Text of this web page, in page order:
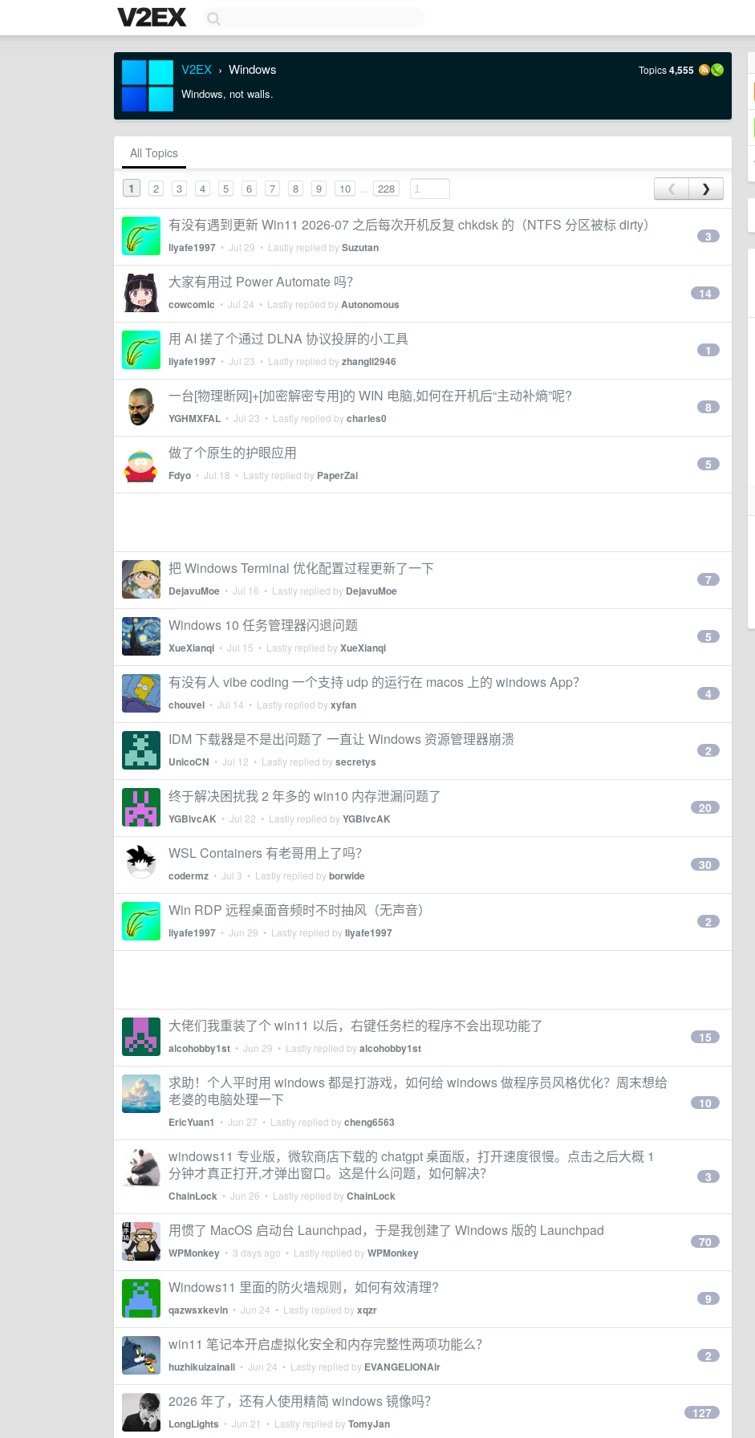
V2EX › Windows Topics4,555
Windows, not walls.
All Topics
1 2 3 4 5 6 7 8 9 10 ... 228 ❮ ❯
有没有遇到更新 Win11 2026-07 之后每次开机反复 chkdsk 的（NTFS 分区被标 dirty）
liyafe1997 • Jul 29 • Lastly replied bySuzutan
3
大家有用过 Power Automate 吗？
cowcomic • Jul 24 • Lastly replied byAutonomous
14
用 AI 搓了个通过 DLNA 协议投屏的小工具
liyafe1997 • Jul 23 • Lastly replied byzhangli2946
1
一台[物理断网]+[加密解密专用]的 WIN 电脑,如何在开机后“主动补熵”呢?
YGHMXFAL • Jul 23 • Lastly replied bycharles0
8
做了个原生的护眼应用
Fdyo • Jul 18 • Lastly replied by PaperZai
5
把 Windows Terminal 优化配置过程更新了一下
DejavuMoe • Jul 16 • Lastly replied by DejavuMoe
7
Windows 10 任务管理器闪退问题
XueXianqi • Jul 15 • Lastly replied byXueXianqi
5
有没有人 vibe coding 一个支持 udp 的运行在 macos 上的 windows App？
chouvel • Jul 14 • Lastly replied byxyfan
4
IDM 下载器是不是出问题了 一直让 Windows 资源管理器崩溃
UnicoCN • Jul 12 • Lastly replied bysecretys
2
终于解决困扰我 2 年多的 win10 内存泄漏问题了
YGBlvcAK • Jul 22 • Lastly replied byYGBlvcAK
20
WSL Containers 有老哥用上了吗？
codermz • Jul 3 • Lastly replied byborwide
30
Win RDP 远程桌面音频时不时抽风（无声音）
liyafe1997 • Jun 29 • Lastly replied byliyafe1997
2
大佬们我重装了个 win11 以后，右键任务栏的程序不会出现功能了
alcohobby1st • Jun 29 • Lastly replied byalcohobby1st
15
求助！个人平时用 windows 都是打游戏，如何给 windows 做程序员风格优化？周末想给
老婆的电脑处理一下
EricYuan1 • Jun 27 • Lastly replied bycheng6563
10
windows11 专业版，微软商店下载的 chatgpt 桌面版，打开速度很慢。点击之后大概 1
分钟才真正打开,才弹出窗口。这是什么问题，如何解决？
ChainLock • Jun 26 • Lastly replied byChainLock
3
用惯了 MacOS 启动台 Launchpad，于是我创建了 Windows 版的 Launchpad
WPMonkey • 3 days ago • Lastly replied byWPMonkey
70
Windows11 里面的防火墙规则，如何有效清理?
qazwsxkevin • Jun 24 • Lastly replied byxqzr
9
win11 笔记本开启虚拟化安全和内存完整性两项功能么？
huzhikuizainali • Jun 24 • Lastly replied by EVANGELIONAir
2
2026 年了，还有人使用精简 windows 镜像吗？
LongLights • Jun 21 • Lastly replied byTomyJan
127